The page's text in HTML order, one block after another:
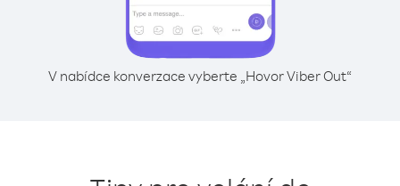
V nabídce konverzace vyberte „Hovor Viber Out“